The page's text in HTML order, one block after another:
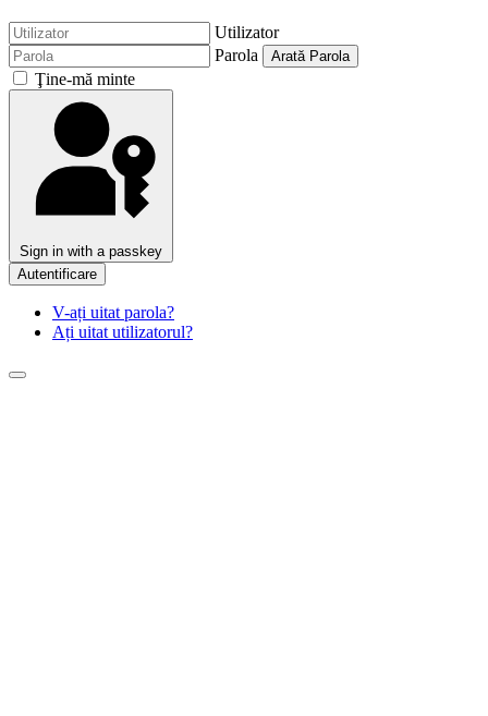
Utilizator
Parola
Arată Parola
Ţine-mă minte
Sign in with a passkey
Autentificare
V-ați uitat parola?
Ați uitat utilizatorul?